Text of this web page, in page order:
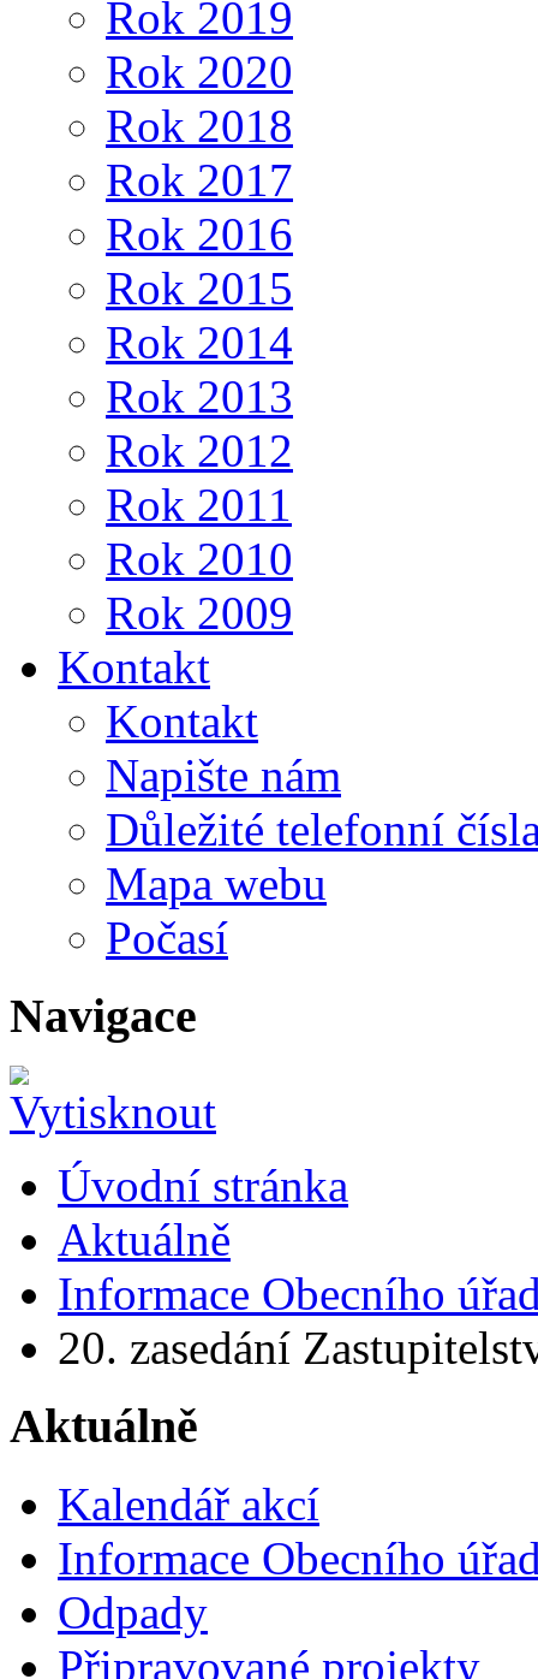
Rok 2019
Rok 2020
Rok 2018
Rok 2017
Rok 2016
Rok 2015
Rok 2014
Rok 2013
Rok 2012
Rok 2011
Rok 2010
Rok 2009
Kontakt
Kontakt
Napište nám
Důležité telefonní
Mapa webu
Počasí
Navigace
Úvodní stránka
Aktuálně
Informace Obecního
20. zasedání
Aktuálně
Kalendář akcí
Informace Obecního
Odpady
Připravované projekty